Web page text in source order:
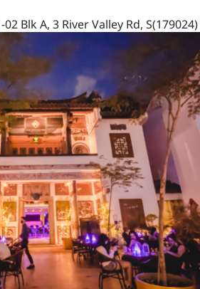
Blk A, 3 River Valley Rd, S(179024)